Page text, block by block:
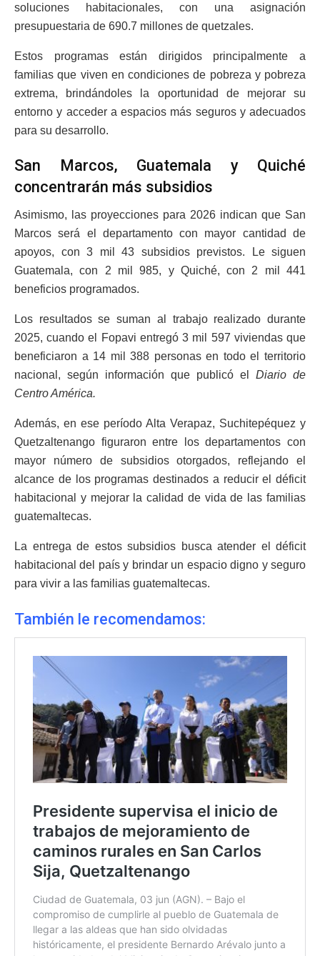
soluciones habitacionales, con una asignación
presupuestaria de 690.7 millones de quetzales.
Estos programas están dirigidos principalmente a
familias que viven en condiciones de pobreza y pobreza
extrema, brindándoles la oportunidad de mejorar su
entorno y acceder a espacios más seguros y adecuados
para su desarrollo.
San Marcos, Guatemala y Quiché
concentrarán más subsidios
Asimismo, las proyecciones para 2026 indican que San
Marcos será el departamento con mayor cantidad de
apoyos, con 3 mil 43 subsidios previstos. Le siguen
Guatemala, con 2 mil 985, y Quiché, con 2 mil 441
beneficios programados.
Los resultados se suman al trabajo realizado durante
2025, cuando el Fopavi entregó 3 mil 597 viviendas que
beneficiaron a 14 mil 388 personas en todo el territorio
nacional, según información que publicó el Diario de
Centro América.
Además, en ese período Alta Verapaz, Suchitepéquez y
Quetzaltenango figuraron entre los departamentos con
mayor número de subsidios otorgados, reflejando el
alcance de los programas destinados a reducir el déficit
habitacional y mejorar la calidad de vida de las familias
guatemaltecas.
La entrega de estos subsidios busca atender el déficit
habitacional del país y brindar un espacio digno y seguro
para vivir a las familias guatemaltecas.
También le recomendamos: